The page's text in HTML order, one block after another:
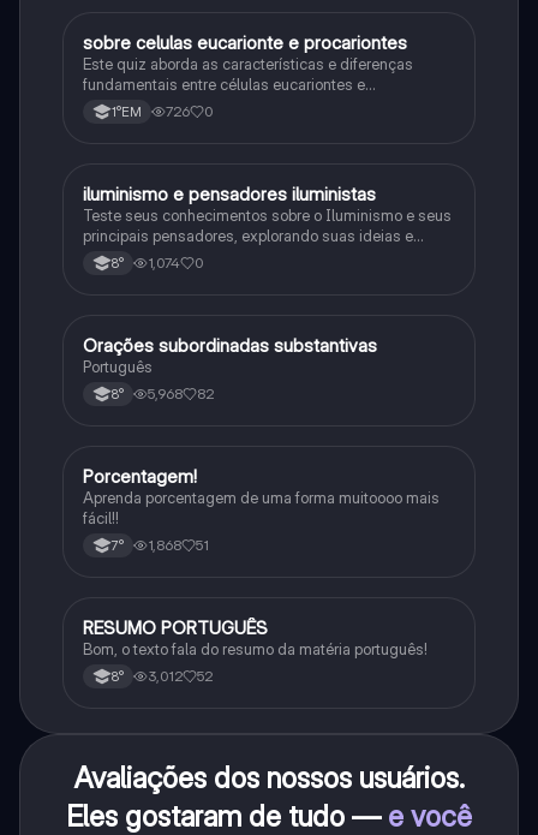
Biologia
sobre celulas eucarionte e procariontes
Este quiz aborda as características e diferenças
fundamentais entre células eucariontes e
procariontes.
1°EM 726 0
História
iluminismo e pensadores iluministas
Teste seus conhecimentos sobre o Iluminismo e seus
principais pensadores, explorando suas ideias e
impacto histórico.
8° 1,074 0
Português
Orações subordinadas substantivas
Português
8° 5,968 82
Matematica
Porcentagem!
Aprenda porcentagem de uma forma muitoooo mais
fácil!!
7° 1,868 51
Português
RESUMO PORTUGUÊS
Bom, o texto fala do resumo da matéria português!
8° 3,012 52
Avaliações dos nossos usuários.
Eles gostaram de tudo — e você